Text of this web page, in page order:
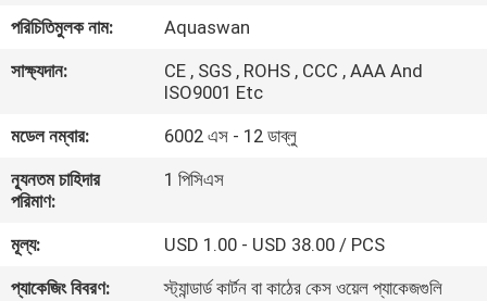
আমাদের
সম্পর্কে
কারখানা
ভ্রমণ
মান
নিয়ন্ত্রণ
পরিচিতিমুলক নাম:
Aquaswan
সাক্ষ্যদান:
CE , SGS , ROHS , CCC , AAA And
ISO9001 Etc
মডেল নম্বার:
6002 এস - 12 ডাব্লু
ন্যূনতম চাহিদার
পরিমাণ:
1 পিসিএস
মূল্য:
USD 1.00 - USD 38.00 / PCS
প্যাকেজিং বিবরণ:
স্ট্যান্ডার্ড কার্টন বা কাঠের কেস ওয়েল প্যাকেজগুলি